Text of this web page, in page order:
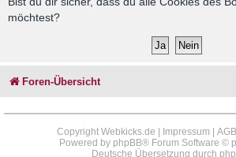
möchtest?
Foren-Übersicht
Copyright Webkicks.de | Impressum AGB
Powered by phpBB® Forum Software ©
Deutsche Übersetzung durch